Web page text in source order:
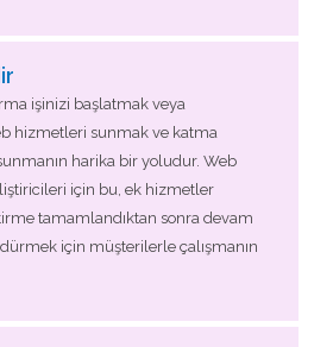
işinizi başlatmak veya
hizmetleri sunmak ve katma
harika bir yoludur. Web
için bu, ek hizmetler
tamamlandıktan sonra devam
için müşterilerle çalışmanın